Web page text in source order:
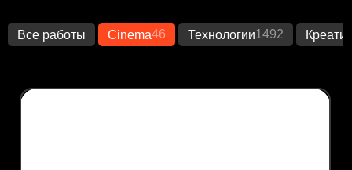
Все работы Cinema46 Технологии1492